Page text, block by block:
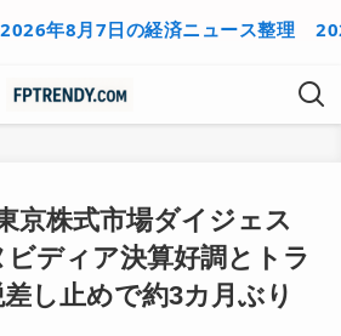
年8月7日の経済ニュース整理 2026年
京株式市場ダイジェス
ビディア決算好調とトラ
し止めで約3カ月ぶり